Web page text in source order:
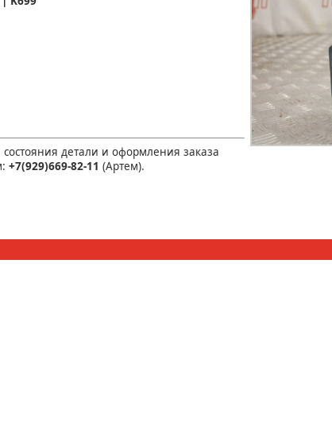
детали и оформления заказа
+7(929)669-82-11 (Артем).